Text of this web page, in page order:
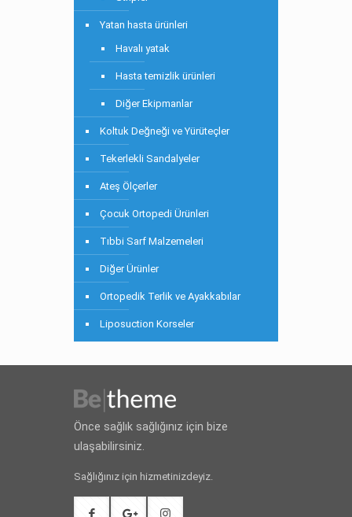
Yatan hasta ürünleri
Havalı yatak
Hasta temizlik ürünleri
Diğer Ekipmanlar
Koltuk Değneği ve Yürüteçler
Tekerlekli Sandalyeler
Ateş Ölçerler
Çocuk Ortopedi Ürünleri
Tıbbi Sarf Malzemeleri
Diğer Ürünler
Ortopedik Terlik ve Ayakkabılar
Liposuction Korseler
Önce sağlık sağlığınız için bize
ulaşabilirsiniz.
Sağlığınız için hizmetinizdeyiz.